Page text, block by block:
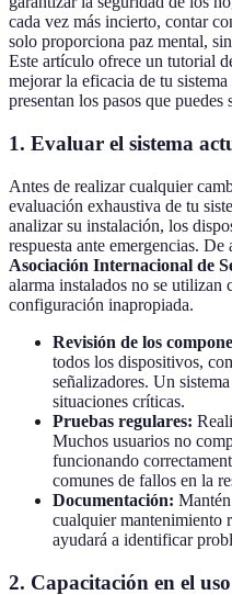
cada vez más incierto, contar
solo proporciona paz mental,
Este artículo ofrece un tutorial
mejorar la eficacia de tu
presentan los pasos que
1. Evaluar el sistema
Antes de realizar cualquier
evaluación exhaustiva de tu
analizar su instalación, los
respuesta ante emergencias.
Asociación Internacional de
alarma instalados no se utilizan
configuración inapropiada.
Revisión de los
todos los dispositivos,
señalizadores. Un
situaciones críticas.
Pruebas regulares:
Muchos usuarios no
funcionando
comunes de fallos en la
Documentación:
cualquier mantenimiento
ayudará a identificar
2. Capacitación en el